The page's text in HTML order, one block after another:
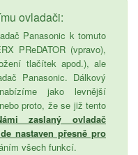
ovladači:
Panasonic k tomuto
PReDATOR (vpravo),
tlačítek apod.), ale
Panasonic. Dálkový
jako levnější
proto, že se již tento
zaslaný ovladač
nastaven přesně pro
všech funkcí.